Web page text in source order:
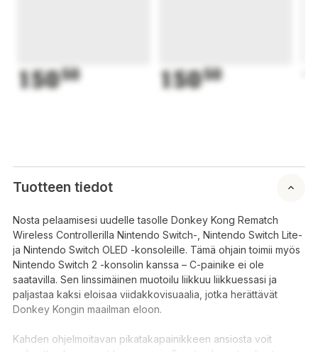
15050 15050
Tuotteen tiedot
Nosta pelaamisesi uudelle tasolle Donkey Kong Rematch
Wireless Controllerilla Nintendo Switch-, Nintendo Switch Lite-
ja Nintendo Switch OLED -konsoleille. Tämä ohjain toimii myös
Nintendo Switch 2 -konsolin kanssa – C-painike ei ole
saatavilla. Sen linssimäinen muotoilu liikkuu liikkuessasi ja
paljastaa kaksi eloisaa viidakkovisuaalia, jotka herättävät
Donkey Kongin maailman eloon.
Kahden ohjelmoitavan pikatakapainikkeen ansiosta voit